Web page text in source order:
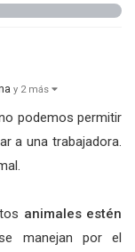
y 2 más
podemos permitir
a una trabajadora.
animales estén
manejan por el